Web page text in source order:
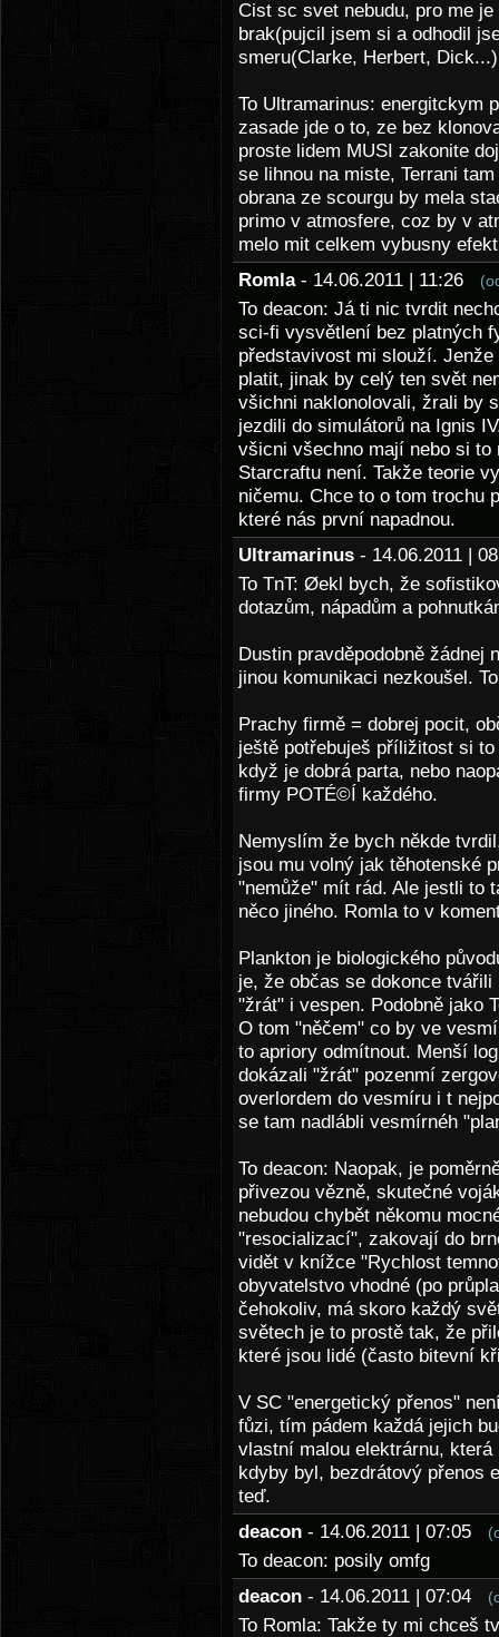
Cist sc svet nebudu, pro me
brak(pujcil jsem si a odhodil
smeru(Clarke, Herbert, Dick...)
To Ultramarinus: energitckym
zasade jde o to, ze bez
proste lidem MUSI zakonite
se lihnou na miste, Terrani
obrana ze scourgu by mela
primo v atmosfere, coz by v
melo mit celkem vybusny
Romla - 14.06.2011 | 11:26
To deacon: Já ti nic tvrdit
sci-fi vysvětlení bez platných
představivost mi slouží.
platit, jinak by celý ten svět
všichni naklonolovali, žrali by
jezdili do simulátorů na Ignis
všicni všechno mají nebo si to
Starcraftu není. Takže teorie
ničemu. Chce to o tom trochu
které nás první napadnou.
Ultramarinus - 14.06.2011 |
To TnT: Øekl bych, že
dotazům, nápadům a
Dustin pravděpodobně žádnej
jinou komunikaci nezkoušel.
Prachy firmě = dobrej pocit,
ještě potřebuješ příližitost si
když je dobrá parta, nebo
firmy POTÉ©Í každého.
Nemyslím že bych někde
jsou mu volný jak těhotenské
"nemůže" mít rád. Ale jestli to
něco jiného. Romla to v
Plankton je biologického
je, že občas se dokonce
"žrát" i vespen. Podobně jako
O tom "něčem" co by ve
to apriory odmítnout. Menší
dokázali "žrát" pozenmí
overlordem do vesmíru i t
se tam nadlábli vesmírnéh
To deacon: Naopak, je
přivezou vězně, skutečné
nebudou chybět někomu
"resocializací", zakovají do
vidět v knížce "Rychlost
obyvatelstvo vhodné (po
čehokoliv, má skoro každý
světech je to prostě tak, že
které jsou lidé (často bitevní
V SC "energetický přenos"
fůzi, tím pádem každá jejich
vlastní malou elektrárnu,
kdyby byl, bezdrátový přenos
teď.
deacon - 14.06.2011 | 07:05
To deacon: posily omfg
deacon - 14.06.2011 | 07:04
To Romla: Takže ty mi chceš